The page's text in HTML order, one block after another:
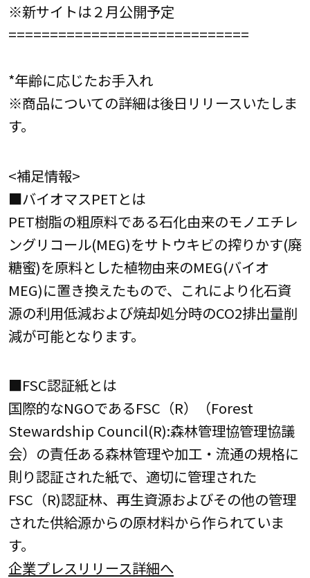
※新サイトは２月公開予定
=============================
*年齢に応じたお手入れ
※商品についての詳細は後日リリースいたしま
す。
<補足情報>
■バイオマスPETとは
PET樹脂の粗原料である石化由来のモノエチレ
ングリコール(MEG)をサトウキビの搾りかす(廃
糖蜜)を原料とした植物由来のMEG(バイオ
MEG)に置き換えたもので、これにより化石資
源の利用低減および焼却処分時のCO2排出量削
減が可能となります。
■FSC認証紙とは
国際的なNGOであるFSC（R）（Forest
Stewardship Council(R):森林管理協管理協議
会）の責任ある森林管理や加工・流通の規格に
則り認証された紙で、適切に管理された
FSC（R)認証林、再生資源およびその他の管理
された供給源からの原材料から作られていま
す。
企業プレスリリース詳細へ